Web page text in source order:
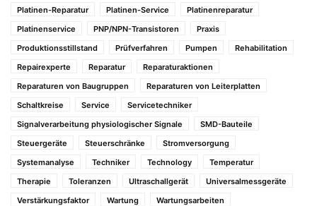
Platinen-Reparatur
Platinen-Service
Platinenreparatur
Platinenservice
PNP/NPN-Transistoren
Praxis
Produktionsstillstand
Prüfverfahren Pumpen
Rehabilitation
Repairexperte
Reparatur
Reparaturaktionen
Reparaturen von Baugruppen
Reparaturen von Leiterplatten
Schaltkreise
Service
Servicetechniker
Signalverarbeitung physiologischer Signale
SMD-Bauteile
Steuergeräte
Steuerschränke
Stromversorgung
Systemanalyse
Techniker Technology
Temperatur
Therapie
Toleranzen Ultraschallgerät
Universalmessgeräte
Verstärkungsfaktor
Wartung
Wartungsarbeiten